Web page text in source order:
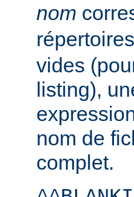
nom
vides
listing),
nom de
complet.